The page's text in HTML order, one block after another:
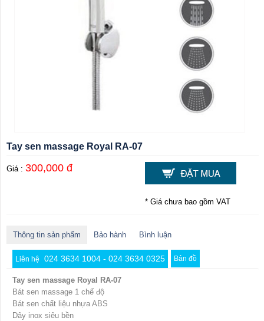
Tay sen massage Royal RA-07
Giá : 300,000 đ
* Giá chưa bao gồm VAT
Thông tin sản phẩm Bảo hành Bình luận
Liên hệ 024 3634 1004 - 024 3634 0325 Bản đồ
Tay sen massage Royal RA-07
Bát sen massage 1 chế độ
Bát sen chất liệu nhựa ABS
Dây inox siêu bền